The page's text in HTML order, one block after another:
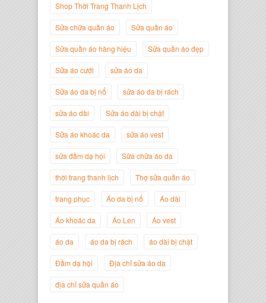
Nguyễn Minh Đức
Nguyễn
Nguyễn Đắc Định
Giám Đốc Công ty Twist Potato
Shop Thời Trang Thanh Lịch
Sửa chữa quần áo Sửa quần áo
Sửa quần áo hàng hiệu Sửa quần áo đẹp
Sửa áo cưới sửa áo da
Sửa áo da bị nổ sửa áo da bị rách
sửa áo dài Sửa áo dài bị chật
Sửa áo khoác da sửa áo vest
sửa đầm dạ hội Sữa chữa áo da
thời trang thanh lịch Thợ sửa quần áo
trang phục Áo da bị nổ Áo dài
Áo khoác da Áo Len Áo vest
áo da áo da bị rách áo dài bị chật
Đầm dạ hội Địa chỉ sửa áo da
địa chỉ sửa quần áo